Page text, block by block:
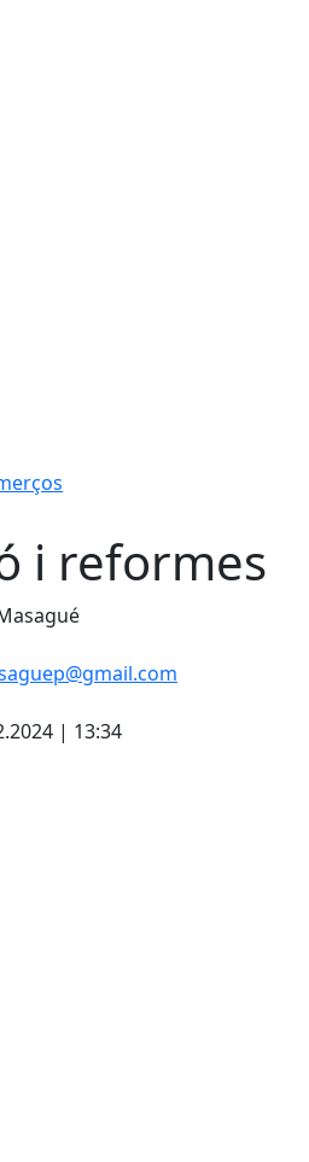
i reformes
| 13:34